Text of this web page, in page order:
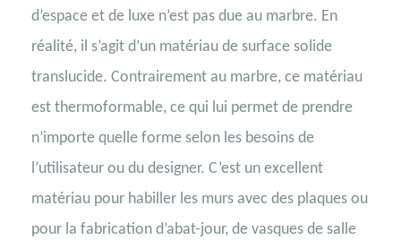
d’espace et de luxe n’est pas due au marbre. En
réalité, il s’agit d’un matériau de surface solide
translucide. Contrairement au marbre, ce matériau
est thermoformable, ce qui lui permet de prendre
n’importe quelle forme selon les besoins de
l’utilisateur ou du designer. C’est un excellent
matériau pour habiller les murs avec des plaques ou
pour la fabrication d’abat-jour, de vasques de salle